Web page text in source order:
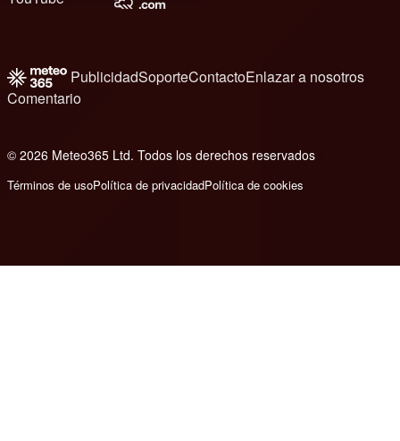
PublicidadSoporteContactoEnlazar a nosotros
Comentario
© 2026 Meteo365 Ltd. Todos los derechos reservados
Términos de usoPolítica de privacidadPolítica de cookies